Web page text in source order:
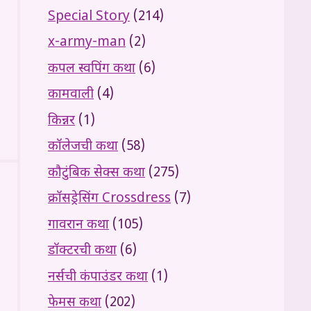
Special Story (214)
x-army-man (2)
कपल स्वपिंग कथा (6)
कामवाली (4)
किन्नर (1)
कॉलेजची कथा (58)
कौटुंबिक सेक्स कथा (275)
क्रॉसड्रेसिंग Crossdress (7)
गावरान कथा (105)
डॉक्टरची कथा (6)
नर्सची कंपाउंडर कथा (1)
फेमस कथा (202)